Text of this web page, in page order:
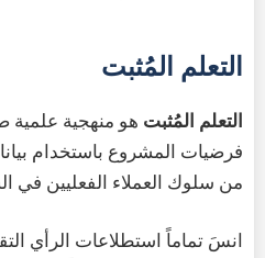
التعلم المُثبت
التعلم المُثبت هو منهجية
فرضيات المشروع باستخدام
من سلوك العملاء الفعليين في
انسَ تماماً استطلاعات الرأي